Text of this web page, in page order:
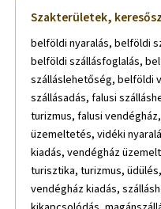
Szakterületek,
belföldi nyaralás, belföldi
belföldi szállásfoglalás,
szálláslehetőség, belföldi
szállásadás, falusi
turizmus, falusi
üzemeltetés, vidéki
kiadás, vendégház
turisztika, turizmus,
vendégház kiadás,